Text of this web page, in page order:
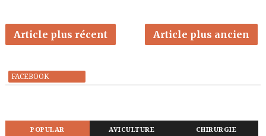
Article plus récent Article plus ancien
FACEBOOK
POPULAR AVICULTURE CHIRURGIE